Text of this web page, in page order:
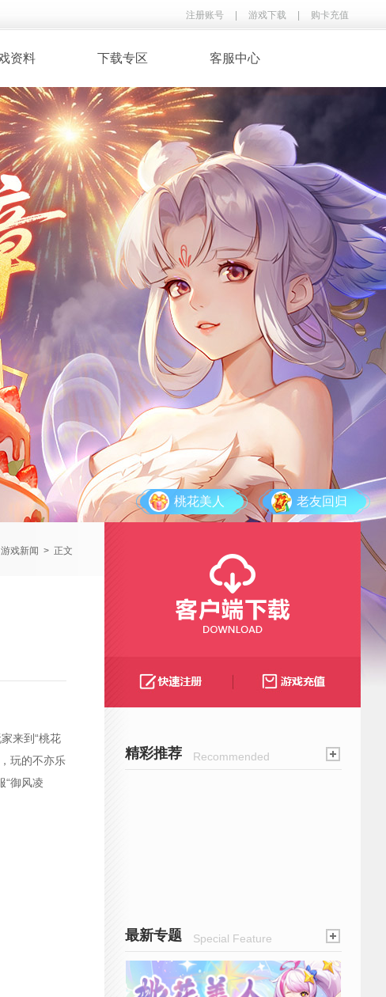
注册账号 游戏下载 购卡充值
客服中心
下载专区
资料
· 录像下载
· 游戏音乐
· 玩家翻唱
指南
攻略
兽图鉴
老友回归
桃花美人
游戏新闻 > 正文
来到“桃花
玩的不亦乐
“御风凌
精彩推荐 Recommended
最新专题 Special Feature